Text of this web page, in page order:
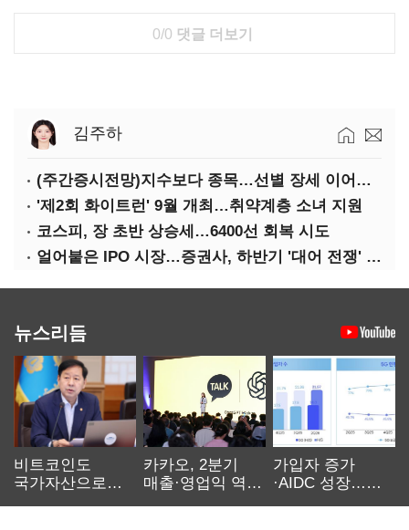
0/0 댓글 더보기
김주하
(주간증시전망)지수보다 종목…선별 장세 이어진다
'제2회 화이트런' 9월 개최…취약계층 소녀 지원
코스피, 장 초반 상승세…6400선 회복 시도
얼어붙은 IPO 시장…증권사, 하반기 '대어 전쟁' 기대
뉴스리듬
비트코인도
국가자산으로…'
카카오, 2분기
매출·영업익 역대
가입자 증가
·AIDC 성장…